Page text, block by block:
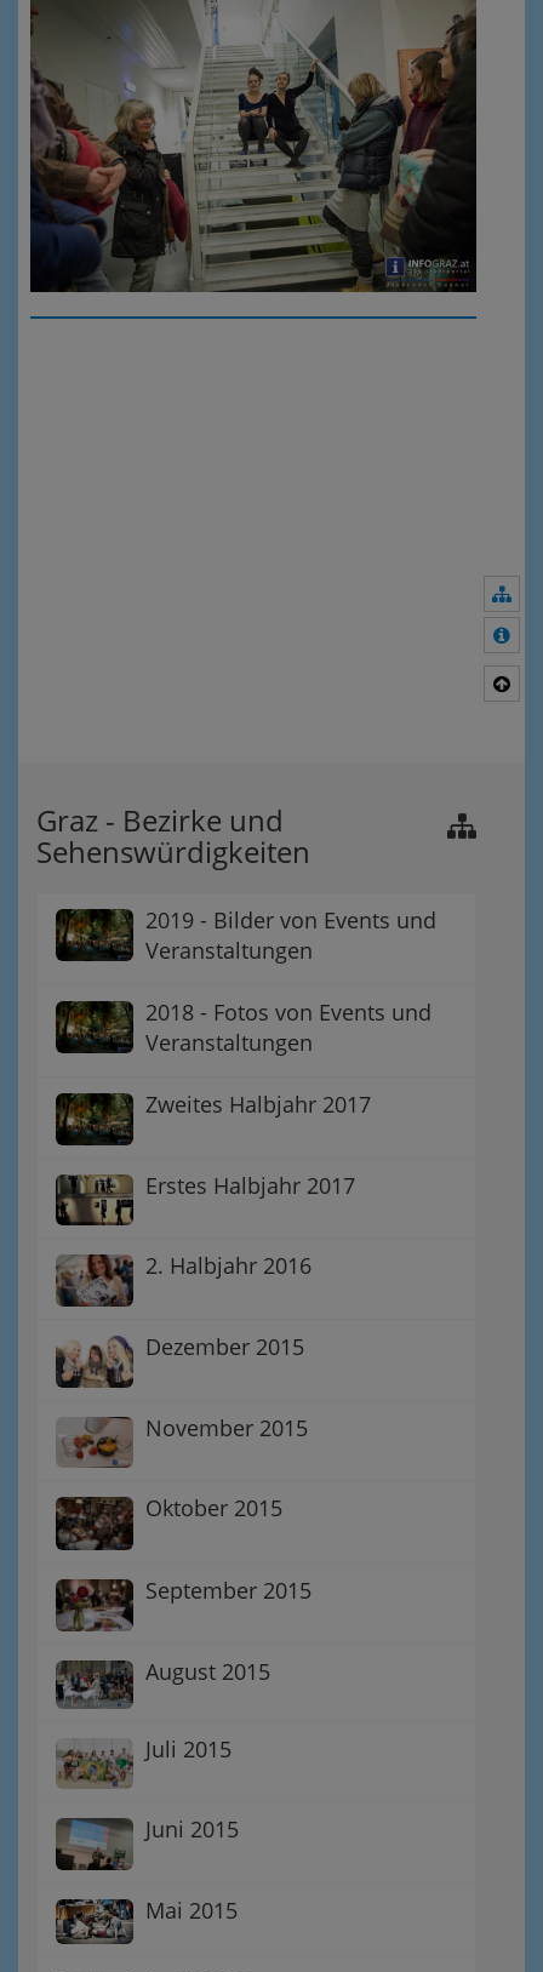
Graz - Bezirke und
Sehenswürdigkeiten
2019 - Bilder von Events und
Veranstaltungen
2018 - Fotos von Events und
Veranstaltungen
Zweites Halbjahr 2017
Erstes Halbjahr 2017
2. Halbjahr 2016
Dezember 2015
November 2015
Oktober 2015
September 2015
August 2015
Juli 2015
Juni 2015
Mai 2015